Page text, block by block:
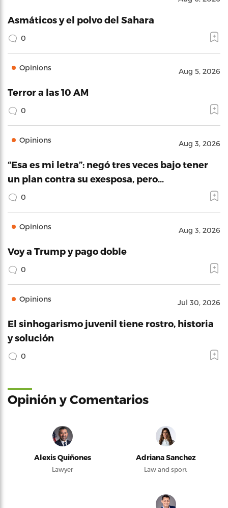
Asmáticos y el polvo del Sahara
0
Opinions Aug 5, 2026
Terror a las 10 AM
0
Opinions Aug 3, 2026
“Esa es mi letra”: negó tres veces bajo tener
un plan contra su exesposa, pero…
0
Opinions Aug 3, 2026
Voy a Trump y pago doble
0
Opinions Jul 30, 2026
El sinhogarismo juvenil tiene rostro, historia
y solución
0
Opinión y Comentarios
Alexis Quiñones
Lawyer
Adriana Sanchez
Law and sport